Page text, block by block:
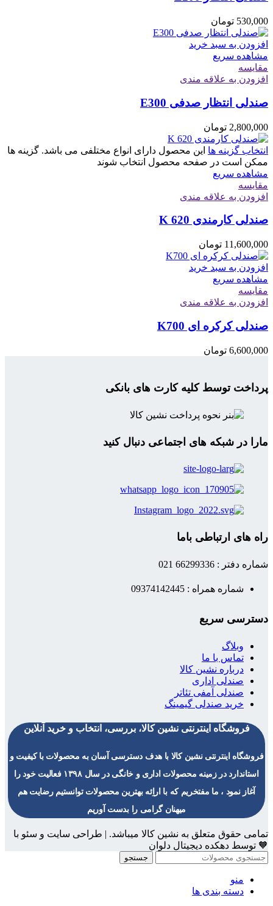
530,000 تومان
افزودن به سبد خرید
مشاهده سریع
مقایسه
افزودن به علاقه مندی
صندلی انتظار صدفی E300
2,800,000 تومان
انتخاب گزینه ها این محصول دارای انواع مختلفی می باشد. گزینه ها
ممکن است در صفحه محصول انتخاب شوند
مشاهده سریع
مقایسه
افزودن به علاقه مندی
صندلی کارمندی K 620
11,600,000 تومان
افزودن به سبد خرید
مشاهده سریع
مقایسه
افزودن به علاقه مندی
صندلی کرکره ای K700
6,600,000 تومان
پرداخت توسط کلیه کارت های بانکی
مارا در شبکه های اجتماعی دنبال کنید
راه های ارتباطی باما
شماره دفتر : 66299336 021
شماره همراه : 09374142445
دسترسی سریع
وبلاگ
تماس با ما
درباره نشین کالا
صندلی اداری
صندلی آمفی تئاتر
خرید صندلی گیمینگ
فروشگاه اینترنتی نشین کالا، بررسی، انتخاب و خرید آنلاین
فروشگاه اینترنتی نشین کالا با هدف دسترسی آسان به محصولات با کیفیت و
استاندارد در زمینه محصولات اداری و خانگی در سال ۱۳۹۸ فعالیت خود را
آغاز نمود ، ما مفتخریم که با اراِئه بهترین محصولات توانستیم رضایت هم
میهنان گرامی را بدست آوریم
تمامی حقوق متعلق به نشین کالا میباشد. | طراحی سایت و سئو با
🧡 توسط دهکده دیجیتال دلوان
جستجو
منو
دسته بندی ها